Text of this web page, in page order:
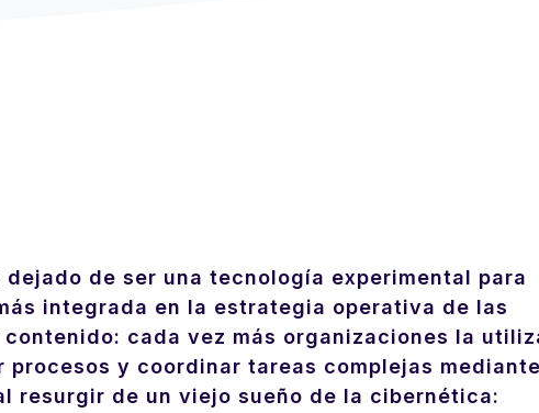
de ser una tecnología experimental para
integrada en la estrategia operativa de las
cada vez más organizaciones la
y coordinar tareas complejas mediante
resurgir de un viejo sueño de la cibernética: